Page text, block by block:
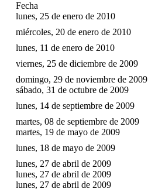
Fecha
lunes, 25 de enero de 2010
miércoles, 20 de enero de 2010
lunes, 11 de enero de 2010
viernes, 25 de diciembre de 2009
domingo, 29 de noviembre de 2009
sábado, 31 de octubre de 2009
lunes, 14 de septiembre de 2009
martes, 08 de septiembre de 2009
martes, 19 de mayo de 2009
lunes, 18 de mayo de 2009
lunes, 27 de abril de 2009
lunes, 27 de abril de 2009
lunes, 27 de abril de 2009